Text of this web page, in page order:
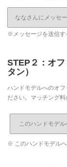
ななさんにメッセ
※メッセージを送信す
STEP２：オ
タン）
ハンドモデルへのオ
ださい。マッチング料
※ このハンドモデル